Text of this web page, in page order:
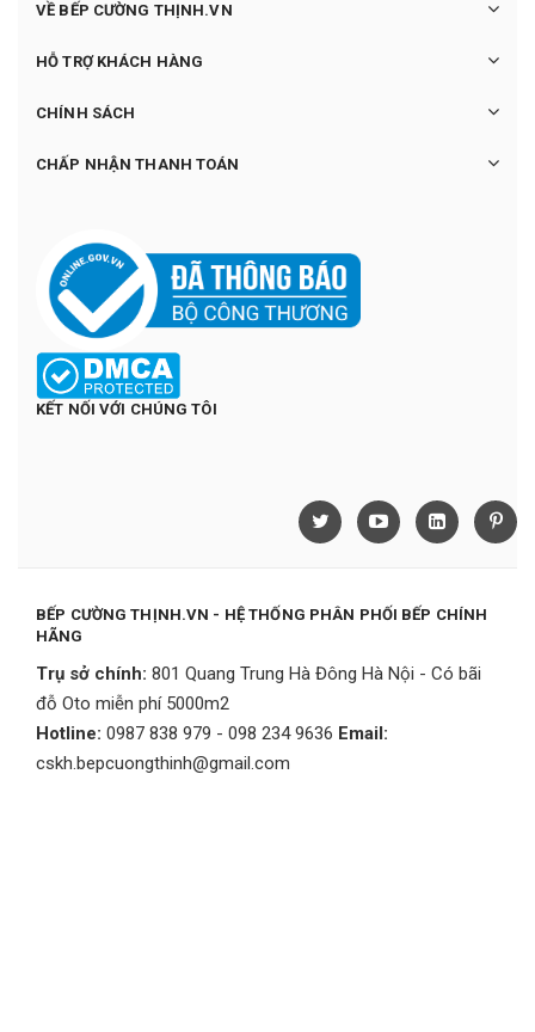
VỀ BẾP CƯỜNG THỊNH.VN
HỖ TRỢ KHÁCH HÀNG
CHÍNH SÁCH
CHẤP NHẬN THANH TOÁN
KẾT NỐI VỚI CHÚNG TÔI
BẾP CƯỜNG THỊNH.VN - HỆ THỐNG PHÂN PHỐI BẾP CHÍNH
HÃNG
Trụ sở chính: 801 Quang Trung Hà Đông Hà Nội - Có bãi
đỗ Oto miễn phí 5000m2
Hotline: 0987 838 979 - 098 234 9636 Email:
cskh.bepcuongthinh@gmail.com